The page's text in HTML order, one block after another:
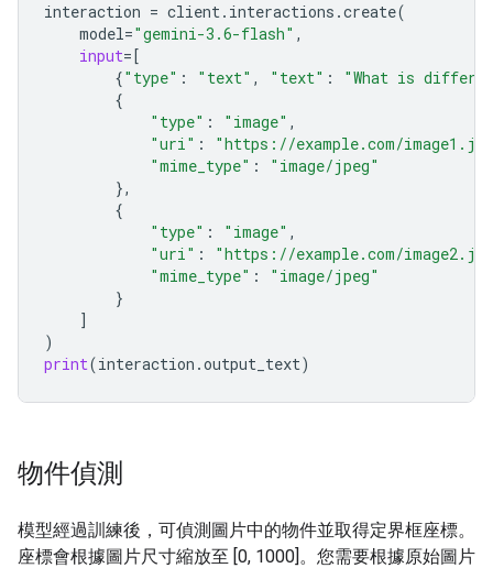
interaction = client. interactions .create(
model="gemini-3.6-flash" ,
input=[
{"type" : "text" , "text" :
"What is
{
"type" : "image" ,
"uri" :
"https://example.com/
"mime_type" :
"image/jpeg"
},
{
"type" : "image" ,
"uri" :
"https://example.com/
"mime_type" :
"image/jpeg"
}
]
)
print(interaction .output_text)
物件偵測
模型經過訓練後，可偵測圖片中的物件並取得定界框座標。
座標會根據圖片尺寸縮放至 [0, 1000]。您需要根據原始圖片